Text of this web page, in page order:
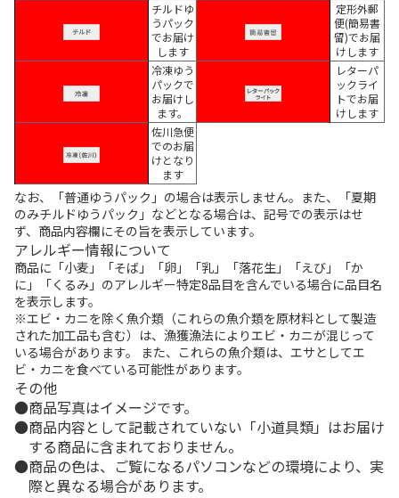
チルドゆ
うパック
でお届け
します
定形外郵
便(簡易書
留)でお届
けします
冷凍ゆう
パックで
お届けし
ます。
レターパ
ックライ
トでお届
けします
佐川急便
でのお届
けとなり
ます
なお、「普通ゆうパック」の場合は表示しません。また、「夏期
のみチルドゆうパック」などとなる場合は、記号での表示はせ
ず、商品内容欄にその旨を表示しています。
アレルギー情報について
商品に「小麦」「そば」「卵」「乳」「落花生」「えび」「か
に」「くるみ」のアレルギー特定8品目を含んでいる場合に品目名
を表示します。
※エビ・カニを除く魚介類（これらの魚介類を原材料として製造
された加工品も含む）は、漁獲漁法によりエビ・カニが混じって
いる場合があります。 また、これらの魚介類は、エサとしてエ
ビ・カニを食べている可能性があります。
その他
商品写真はイメージです。
商品内容として記載されていない「小道具類」はお届け
する商品に含まれておりません。
商品の色は、ご覧になるパソコンなどの環境により、実
際と異なる場合があります。